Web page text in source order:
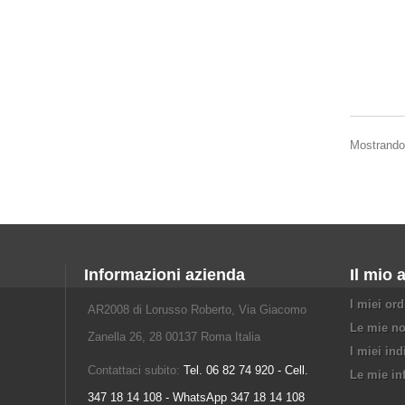
Informazioni azienda
AR2008 di Lorusso Roberto, Via Giacomo
Zanella 26, 28 00137 Roma Italia
Contattaci subito: Tel. 06 82 74 920 - Cell.
347 18 14 108 - WhatsApp 347 18 14 108
Il mio
I miei
Le mie
I miei
Le mie